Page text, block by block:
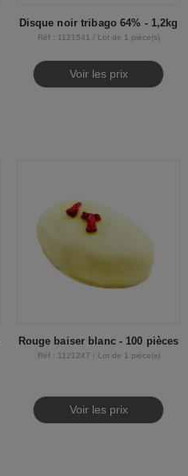
Disque noir tribago 64% - 1,2kg
Réf : 1121541 / Lot de 1 pièce(s)
Voir les prix
Rouge baiser blanc - 100 pièces
Réf : 1121247 / Lot de 1 pièce(s)
Voir les prix